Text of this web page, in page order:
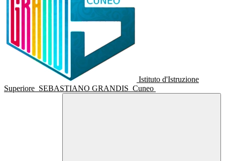
Istituto d'Istruzione
Superiore SEBASTIANO GRANDIS Cuneo